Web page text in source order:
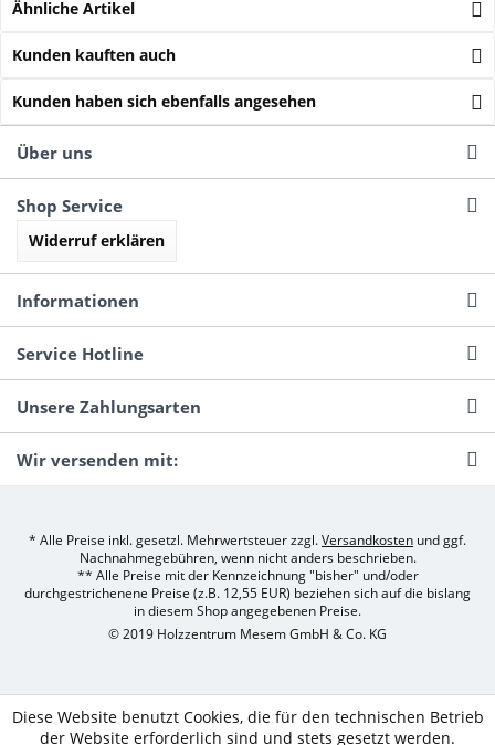
Ähnliche Artikel
Kunden kauften auch
Kunden haben sich ebenfalls angesehen
Über uns
Shop Service
Widerruf erklären
Informationen
Service Hotline
Unsere Zahlungsarten
Wir versenden mit:
* Alle Preise inkl. gesetzl. Mehrwertsteuer zzgl.Versandkosten und ggf.
Nachnahmegebühren, wenn nicht anders beschrieben.
** Alle Preise mit der Kennzeichnung "bisher" und/oder
durchgestrichenene Preise (z.B. 12,55 EUR) beziehen sich auf die bislang
in diesem Shop angegebenen Preise.
© 2019 Holzzentrum Mesem GmbH & Co. KG
Diese Website benutzt Cookies, die für den technischen Betrieb
der Website erforderlich sind und stets gesetzt werden.